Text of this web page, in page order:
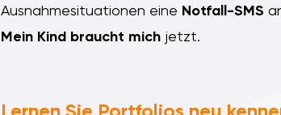
Ausnahmesituationen eine Notfall-SMS
Mein Kind braucht mich jetzt.
Lernen Sie Portfolios neu